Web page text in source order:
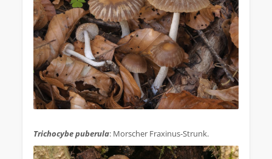
Trichocybe puberula: Morscher Fraxinus-Strunk.